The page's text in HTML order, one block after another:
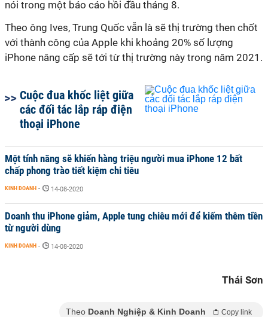
nói trong một báo cáo hồi đầu tháng 8.
Theo ông Ives, Trung Quốc vẫn là sẽ thị trường then chốt
với thành công của Apple khi khoảng 20% số lượng
iPhone nâng cấp sẽ tới từ thị trường này trong năm 2021.
Cuộc đua khốc liệt giữa
các đối tác lắp ráp điện
thoại iPhone
Một tính năng sẽ khiến hàng triệu người mua iPhone 12 bất
chấp phong trào tiết kiệm chi tiêu
KINH DOANH - 14-08-2020
Doanh thu iPhone giảm, Apple tung chiêu mới để kiếm thêm tiền
từ người dùng
KINH DOANH - 14-08-2020
Thái Sơn
Theo Doanh Nghiệp & Kinh Doanh Copy link